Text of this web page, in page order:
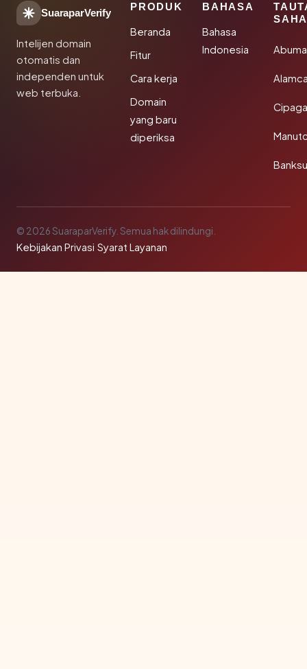
SuaraparVerify
Intelijen domain
otomatis dan
independen untuk
web terbuka.
PRODUK
Beranda
Fitur
Cara kerja
Domain
yang baru
diperiksa
BAHASA
Bahasa
Indonesia
© 2026 SuaraparVerify. Semua hak dilindungi.
Kebijakan Privasi·Syarat Layanan